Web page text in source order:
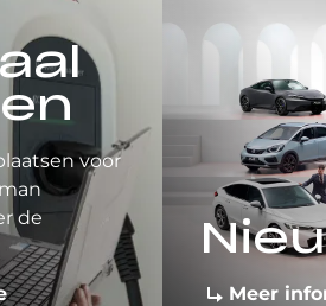
voor
de
Meer